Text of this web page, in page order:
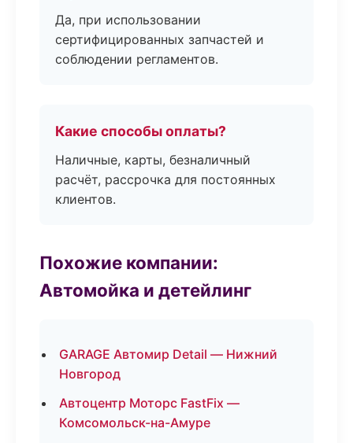
Да, при использовании
сертифицированных запчастей и
соблюдении регламентов.
Какие способы оплаты?
Наличные, карты, безналичный
расчёт, рассрочка для постоянных
клиентов.
Похожие компании:
Автомойка и детейлинг
GARAGE Автомир Detail — Нижний
Новгород
Автоцентр Моторс FastFix —
Комсомольск-на-Амуре